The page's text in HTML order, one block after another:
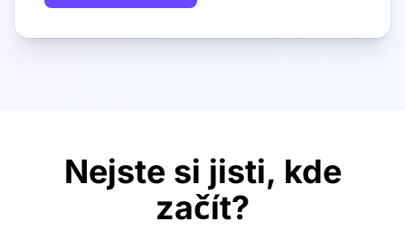
Nejste si jisti, kde
začít?